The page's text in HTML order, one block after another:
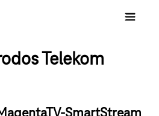
Telekom